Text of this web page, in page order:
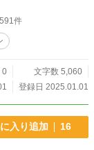
件
0
文字数 5,060
登録日 2025.01.01
入り追加 16